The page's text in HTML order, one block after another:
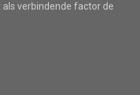
verbindende factor de